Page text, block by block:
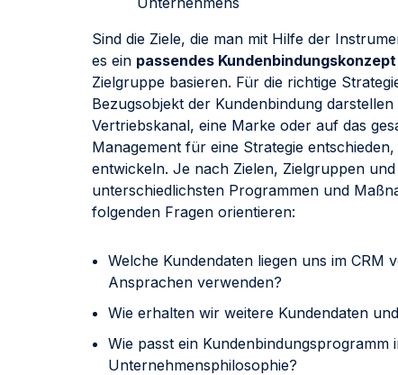
Sind die Ziele, die man mit Hilfe der
es ein passendes
Zielgruppe basieren. Für die richtige
Bezugsobjekt der Kundenbindung
Vertriebskanal, eine Marke oder auf das
Management für eine Strategie
entwickeln. Je nach Zielen, Zielgruppen
unterschiedlichsten Programmen und
folgenden Fragen orientieren:
Welche Kundendaten liegen uns im
Ansprachen verwenden?
Wie erhalten wir weitere Kundendaten
Wie passt ein
Unternehmensphilosophie?